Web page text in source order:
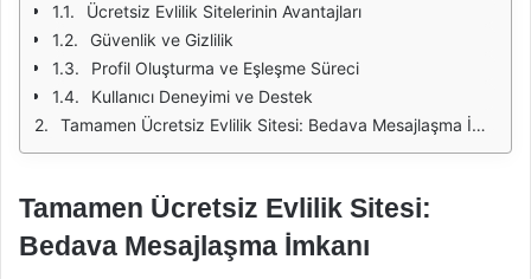
Ücretsiz Evlilik Sitelerinin Avantajları
Güvenlik ve Gizlilik
Profil Oluşturma ve Eşleşme Süreci
Kullanıcı Deneyimi ve Destek
Tamamen Ücretsiz Evlilik Sitesi: Bedava Mesajlaşma İmkanı
Tamamen Ücretsiz Evlilik Sitesi:
Bedava Mesajlaşma İmkanı